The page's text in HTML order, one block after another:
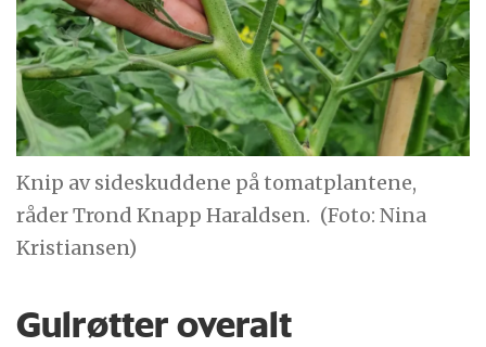
Knip av sideskuddene på tomatplantene,
råder Trond Knapp Haraldsen. (Foto: Nina
Kristiansen)
Gulrøtter overalt